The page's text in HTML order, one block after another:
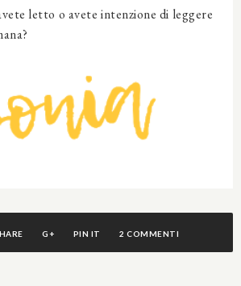
letto o avete intenzione di leggere
G+ PIN IT 2 COMMENTI